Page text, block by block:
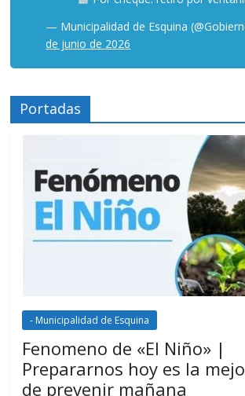
— Municipalidad de Esquina
de junio de 2026
Portadas
- Municipalidad de Esquina
Fenomeno de «El Niño» |
Prepararnos hoy es la
de prevenir mañana